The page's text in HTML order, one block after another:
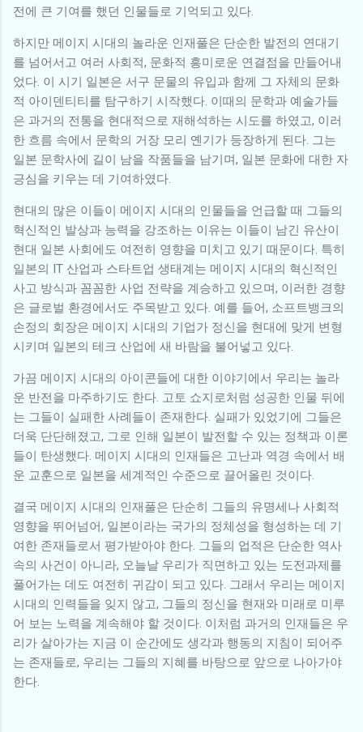
전에 큰 기여를 했던 인물들로 기억되고 있다.
하지만 메이지 시대의 놀라운 인재풀은 단순한 발전의 연대기
를 넘어서고 여러 사회적, 문화적 흥미로운 연결점을 만들어내
었다. 이 시기 일본은 서구 문물의 유입과 함께 그 자체의 문화
적 아이덴티티를 탐구하기 시작했다. 이때의 문학과 예술가들
은 과거의 전통을 현대적으로 재해석하는 시도를 하였고, 이러
한 흐름 속에서 문학의 거장 모리 옌기가 등장하게 된다. 그는
일본 문학사에 길이 남을 작품들을 남기며, 일본 문화에 대한 자
긍심을 키우는 데 기여하였다.
현대의 많은 이들이 메이지 시대의 인물들을 언급할 때 그들의
혁신적인 발상과 능력을 강조하는 이유는 이들이 남긴 유산이
현대 일본 사회에도 여전히 영향을 미치고 있기 때문이다. 특히
일본의 IT 산업과 스타트업 생태계는 메이지 시대의 혁신적인
사고 방식과 꼼꼼한 사업 전략을 계승하고 있으며, 이러한 경향
은 글로벌 환경에서도 주목받고 있다. 예를 들어, 소프트뱅크의
손정의 회장은 메이지 시대의 기업가 정신을 현대에 맞게 변형
시키며 일본의 테크 산업에 새 바람을 불어넣고 있다.
가끔 메이지 시대의 아이콘들에 대한 이야기에서 우리는 놀라
운 반전을 마주하기도 한다. 고토 쇼지로처럼 성공한 인물 뒤에
는 그들이 실패한 사례들이 존재한다. 실패가 있었기에 그들은
더욱 단단해졌고, 그로 인해 일본이 발전할 수 있는 정책과 이론
들이 탄생했다. 메이지 시대의 인재들은 고난과 역경 속에서 배
운 교훈으로 일본을 세계적인 수준으로 끌어올린 것이다.
결국 메이지 시대의 인재풀은 단순히 그들의 유명세나 사회적
영향을 뛰어넘어, 일본이라는 국가의 정체성을 형성하는 데 기
여한 존재들로서 평가받아야 한다. 그들의 업적은 단순한 역사
속의 사건이 아니라, 오늘날 우리가 직면하고 있는 도전과제를
풀어가는 데도 여전히 귀감이 되고 있다. 그래서 우리는 메이지
시대의 인력들을 잊지 않고, 그들의 정신을 현재와 미래로 미루
어 보는 노력을 계속해야 할 것이다. 이처럼 과거의 인재들은 우
리가 살아가는 지금 이 순간에도 생각과 행동의 지침이 되어주
는 존재들로, 우리는 그들의 지혜를 바탕으로 앞으로 나아가야
한다.